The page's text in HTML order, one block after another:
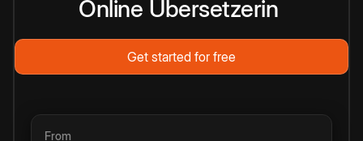
Online Übersetzerin
Get started for free
From